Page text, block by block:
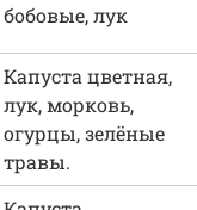
бобовые, лук
Капуста цветная,
лук, морковь,
огурцы, зелёные
травы.